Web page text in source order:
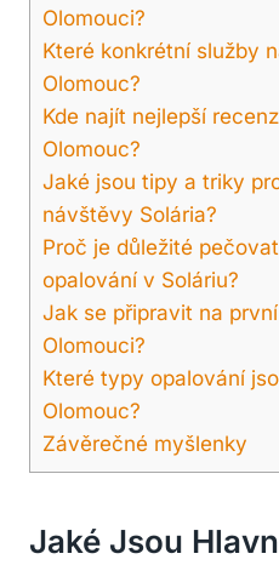
Olomouci?
Které konkrétní služby
Olomouc?
Kde najít nejlepší
Olomouc?
Jaké jsou tipy a triky
návštěvy Solária?
Proč je důležité
opalování v Soláriu?
Jak se připravit na
Olomouci?
Které typy opalování
Olomouc?
Závěrečné myšlenky
Jaké Jsou